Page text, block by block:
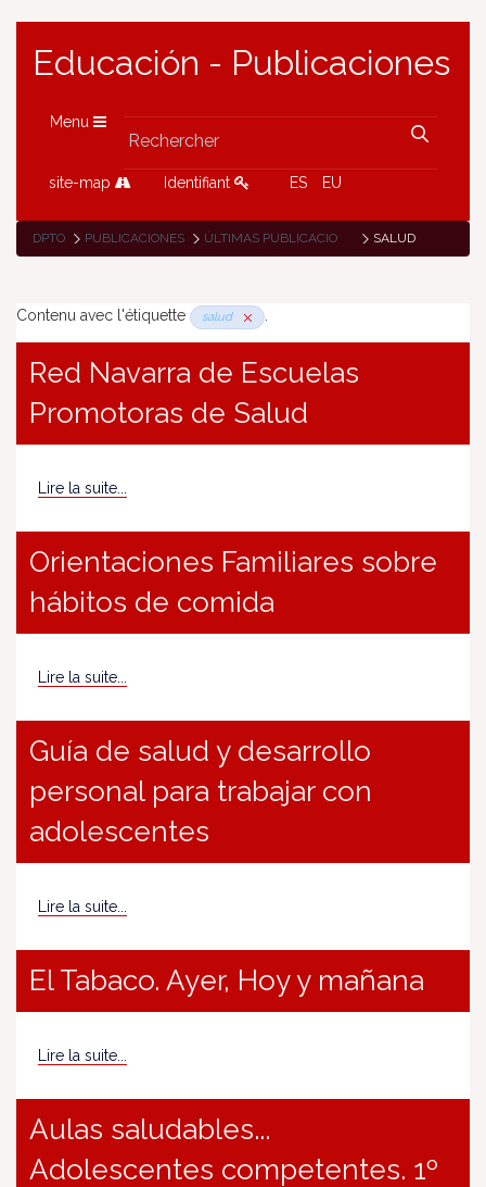
Educación - Publicaciones
Menu
site-map Identifiant ES EU
DPTO PUBLICACIONES ÚLTIMAS PUBLICACIONES SALUD
Contenu avec l'étiquette salud .
Red Navarra de Escuelas
Promotoras de Salud
Lire la suite...
Orientaciones Familiares sobre
hábitos de comida
Lire la suite...
Guía de salud y desarrollo
personal para trabajar con
adolescentes
Lire la suite...
El Tabaco. Ayer, Hoy y mañana
Lire la suite...
Aulas saludables...
Adolescentes competentes. 1º